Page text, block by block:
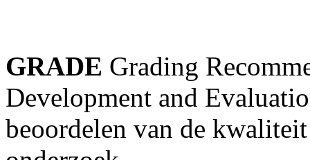
GRADE Grading
Development and
beoordelen van de